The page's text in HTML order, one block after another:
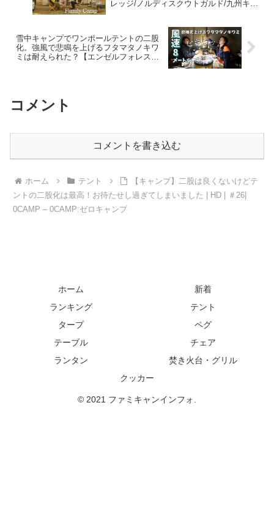
レッジ/ノルディスクウトガルド/九州キャ
雪中キャンプでワンポールテントの二股
化。強風で悲鳴を上げるフタマタノキワ
ミは耐えられた？【エンゼルフォレスト
コメント
コメントを書き込む
ホーム テント
【キャンプ】二股は良くないけどテ
ントの二股化は最高！お待たせし過ぎてしまいました | HD | ＃26|
0CAMP – 0CAMP:ゼロキャンプ
ホーム
新着
ランキング
テント
タープ
ペグ
テーブル
チェア
ランタン
焚き火台・グリル
クッカー
© 2021 ファミキャンインフォ.